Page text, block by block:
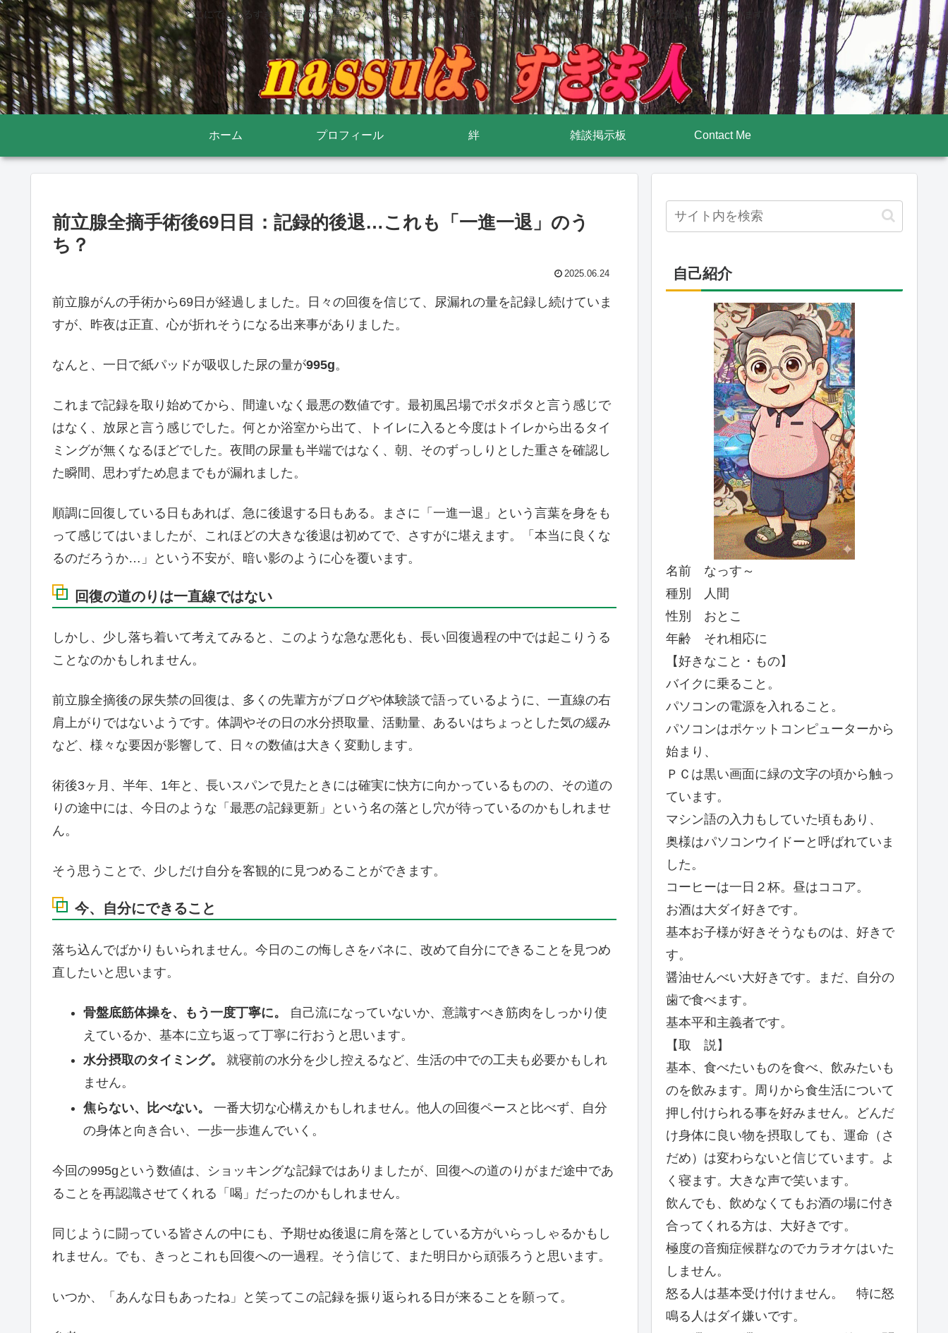
どこにでもあるすきま 埋めても塞がらないすきま nassuはすきまが大好きです 前立腺全摘手術後壮絶な記録も記録しています
ホーム プロフィール 絆 雑談掲示板 Contact Me
前立腺全摘手術後69日目：記録的後退…これも「一進一退」のう
ち？
2025.06.24
前立腺がんの手術から69日が経過しました。日々の回復を信じて、尿漏れの量を記録し続けていま
すが、昨夜は正直、心が折れそうになる出来事がありました。
なんと、一日で紙パッドが吸収した尿の量が995g。
これまで記録を取り始めてから、間違いなく最悪の数値です。最初風呂場でポタポタと言う感じで
はなく、放尿と言う感じでした。何とか浴室から出て、トイレに入ると今度はトイレから出るタイ
ミングが無くなるほどでした。夜間の尿量も半端ではなく、朝、そのずっしりとした重さを確認し
た瞬間、思わずため息までもが漏れました。
順調に回復している日もあれば、急に後退する日もある。まさに「一進一退」という言葉を身をも
って感じてはいましたが、これほどの大きな後退は初めてで、さすがに堪えます。「本当に良くな
るのだろうか…」という不安が、暗い影のように心を覆います。
回復の道のりは一直線ではない
しかし、少し落ち着いて考えてみると、このような急な悪化も、長い回復過程の中では起こりうる
ことなのかもしれません。
前立腺全摘後の尿失禁の回復は、多くの先輩方がブログや体験談で語っているように、一直線の右
肩上がりではないようです。体調やその日の水分摂取量、活動量、あるいはちょっとした気の緩み
など、様々な要因が影響して、日々の数値は大きく変動します。
術後3ヶ月、半年、1年と、長いスパンで見たときには確実に快方に向かっているものの、その道の
りの途中には、今日のような「最悪の記録更新」という名の落とし穴が待っているのかもしれませ
ん。
そう思うことで、少しだけ自分を客観的に見つめることができます。
今、自分にできること
落ち込んでばかりもいられません。今日のこの悔しさをバネに、改めて自分にできることを見つめ
直したいと思います。
骨盤底筋体操を、もう一度丁寧に。
自己流になっていないか、意識すべき筋肉をしっかり使
えているか、基本に立ち返って丁寧に行おうと思います。
水分摂取のタイミング。
就寝前の水分を少し控えるなど、生活の中での工夫も必要かもしれ
ません。
焦らない、比べない。
一番大切な心構えかもしれません。他人の回復ペースと比べず、自分
の身体と向き合い、一歩一歩進んでいく。
今回の995gという数値は、ショッキングな記録ではありましたが、回復への道のりがまだ途中であ
ることを再認識させてくれる「喝」だったのかもしれません。
同じように闘っている皆さんの中にも、予期せぬ後退に肩を落としている方がいらっしゃるかもし
れません。でも、きっとこれも回復への一過程。そう信じて、また明日から頑張ろうと思います。
いつか、「あんな日もあったね」と笑ってこの記録を振り返られる日が来ることを願って。
自己紹介
名前 なっす～
種別 人間
性別 おとこ
年齢 それ相応に
【好きなこと・もの】
バイクに乗ること。
パソコンの電源を入れること。
パソコンはポケットコンピューターから
始まり、
ＰＣは黒い画面に緑の文字の頃から触っ
ています。
マシン語の入力もしていた頃もあり、
奥様はパソコンウイドーと呼ばれていま
した。
コーヒーは一日２杯。昼はココア。
お酒は大ダイ好きです。
基本お子様が好きそうなものは、好きで
す。
醤油せんべい大好きです。まだ、自分の
歯で食べます。
基本平和主義者です。
【取 説】
基本、食べたいものを食べ、飲みたいも
のを飲みます。周りから食生活について
押し付けられる事を好みません。どんだ
け身体に良い物を摂取しても、運命（さ
だめ）は変わらないと信じています。よ
く寝ます。大きな声で笑います。
飲んでも、飲めなくてもお酒の場に付き
合ってくれる方は、大好きです。
極度の音痴症候群なのでカラオケはいた
しません。
怒る人は基本受け付けません。 特に怒
鳴る人はダイ嫌いです。